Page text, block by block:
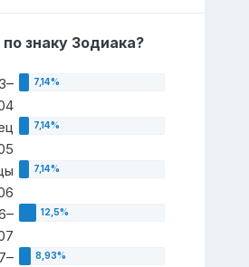
знаку Зодиака?